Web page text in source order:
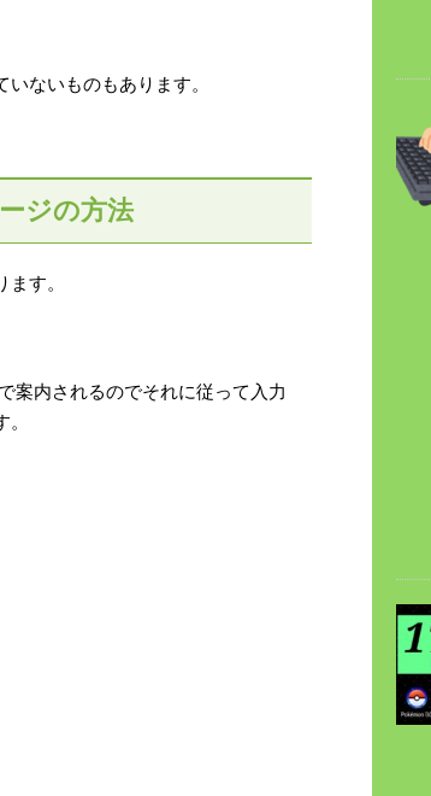
ないものもあります。
ジの方法
す。
案内されるのでそれに従って入力